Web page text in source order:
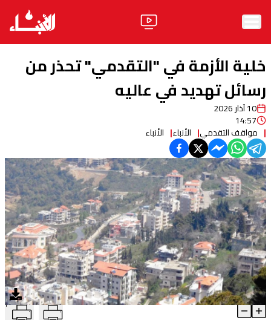
الأخبار
ثقافة ومجتمع
منوعات
آراء
فيديو
مواقف
وليد جنبلاطالحزب
ابحث
خلية الأزمة في "التقدمي" تحذر من
رسائل تهديد في عاليه
10 آذار 2026
14:57
مواقف التقدمي الأنباء الأنباء
خلية الأزمة في "التقدمي" تحذر من رسائل تهديد في عاليه T